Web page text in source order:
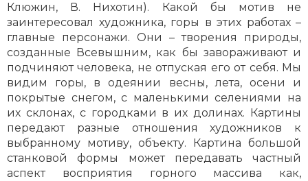
Клюжин, В. Нихотин). Какой бы мотив не
заинтересовал художника, горы в этих работах –
главные персонажи. Они – творения природы,
созданные Всевышним, как бы завораживают и
подчиняют человека, не отпуская его от себя. Мы
видим горы, в одеянии весны, лета, осени и
покрытые снегом, с маленькими селениями на
их склонах, с городками в их долинах. Картины
передают разные отношения художников к
выбранному мотиву, объекту. Картина большой
станковой формы может передавать частный
аспект восприятия горного массива как,